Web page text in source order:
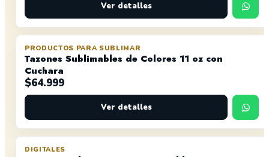
Ver detalles
OFERTA
PRODUCTOS PARA SUBLIMAR
Tazones Sublimables de Colores 11 oz con
Cuchara
$64.999
Ver detalles
DIGITALES